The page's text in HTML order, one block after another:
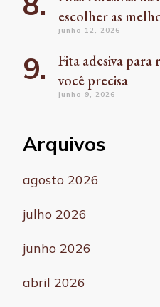
escolher as
junho 12, 2026
Fita adesiva para
você precisa
junho 9, 2026
Arquivos
agosto 2026
julho 2026
junho 2026
abril 2026